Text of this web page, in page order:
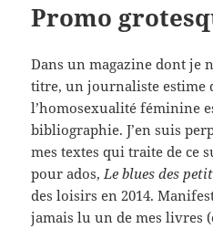
Promo
Dans un magazine dont je
titre, un journaliste estime
l’homosexualité féminine
bibliographie. J’en suis
mes textes qui traite de ce
pour ados,Le blues des
des loisirs en 2014.
jamais lu un de mes livres